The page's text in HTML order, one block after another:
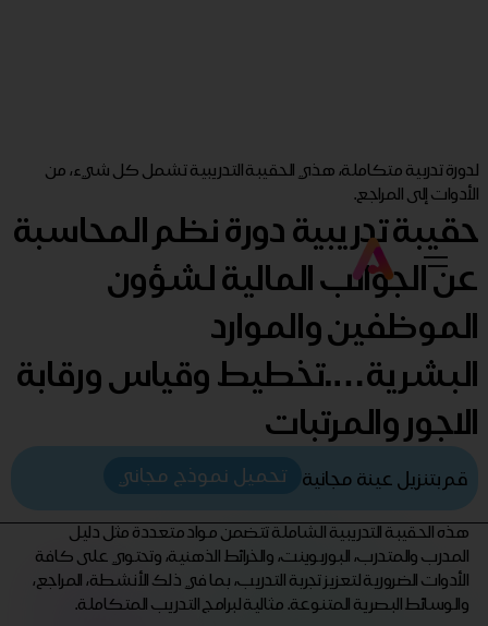
لدورة تدربية متكاملة، هذي الحقيبة التدريبية تشمل كل شيء، من
الأدوات إلى المراجع.
حقيبة تدريبية دورة نظم المحاسبة
عن الجوانب المالية لشؤون
الموظفين والموارد
البشرية….تخطيط وقياس ورقابة
الاجور والمرتبات
قم بتنزيل عينة مجانية تحميل نموذج مجاني
هذه الحقيبة التدريبية الشاملة تتضمن مواد متعددة مثل دليل
المدرب والمتدرب، البوربوينت، والخرائط الذهنية، وتحتوي على كافة
الأدوات الضرورية لتعزيز تجربة التدريب، بما في ذلك الأنشطة، المراجع،
والوسائط البصرية المتنوعة. مثالية لبرامج التدريب المتكاملة.